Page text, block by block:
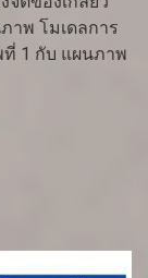
าพ โมเดลการ
1 กับ แผนภาพ